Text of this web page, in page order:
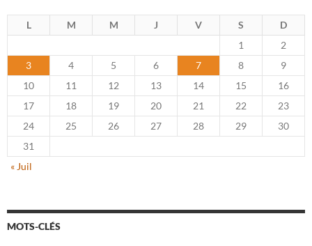
L M M J V S
D
1
2
3
4 5 6 7 8
9
10
11 12 13 14 15
16
17
18 19 20 21 22
23
24
25 26 27 28 29
30
31
« Juil
MOTS-CLÉS